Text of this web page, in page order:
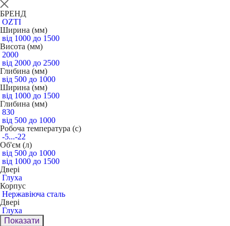
БРЕНД
OZTI
Ширина (мм)
від 1000 до 1500
Висота (мм)
2000
від 2000 до 2500
Глибина (мм)
від 500 до 1000
Ширина (мм)
від 1000 до 1500
Глибина (мм)
830
від 500 до 1000
Робоча температура (c)
-5...-22
Об'єм (л)
від 500 до 1000
від 1000 до 1500
Двері
Глуха
Корпус
Нержавіюча сталь
Двері
Глуха
Показати